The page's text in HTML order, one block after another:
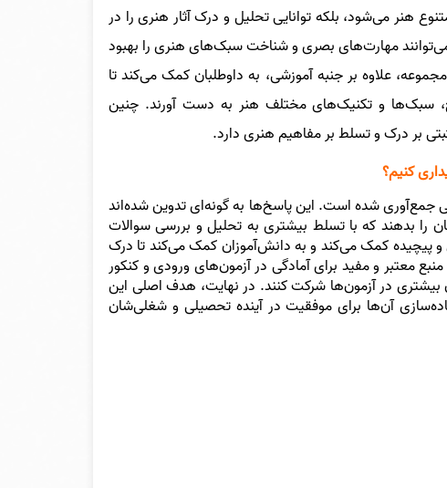
هنر می‌شود، بلکه توانایی تحلیل و درک آثار هنری را در
مهارت‌های بصری و شناخت سبک‌های هنری را بهبود
علاوه بر جنبه آموزشی، به داوطلبان کمک می‌کند تا
سبک‌ها و تکنیک‌های مختلف هنر به دست آورند. چنین
بر درک و تسلط بر مفاهیم هنری دارد.
کنیم؟
جمع‌آوری شده است. این پاسخ‌ها به گونه‌ای تدوین شده‌اند
را بدهند که با تسلط بیشتری به تحلیل و بررسی سوالات
پیچیده کمک می‌کند و به دانش‌آموزان کمک می‌کند تا درک
معتبر و مفید برای آمادگی در آزمون‌های ورودی و کنکور
بیشتری در آزمون‌ها شرکت کنند. در نهایت، هدف اصلی این
آن‌ها برای موفقیت در آینده تحصیلی و شغلی‌شان